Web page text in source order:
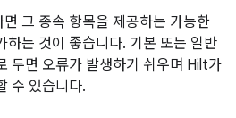
그 종속 항목을 제공하는 가능한
하는 것이 좋습니다. 기본 또는 일반
두면 오류가 발생하기 쉬우며 Hilt가
수 있습니다.